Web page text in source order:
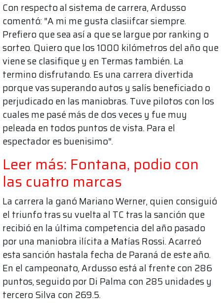
Con respecto al sistema de carrera, Ardusso
comentó: "A mi me gusta clasiifcar siempre.
Prefiero que sea así a que se largue por ranking o
sorteo. Quiero que los 1000 kilómetros del año que
viene se clasifique y en Termas también. La
termino disfrutando. Es una carrera divertida
porque vas superando autos y salís beneficiado o
perjudicado en las maniobras. Tuve pilotos con los
cuales me pasé más de dos veces y fue muy
peleada en todos puntos de vista. Para el
espectador es buenisimo".
Leer más: Fontana, podio con
las cuatro marcas
La carrera la ganó Mariano Werner, quien consiguió
el triunfo tras su vuelta al TC tras la sanción que
recibió en la última competencia del año pasado
por una maniobra ilícita a Matías Rossi. Acarreó
esta sanción hastala fecha de Paraná de este año.
En el campeonato, Ardusso está al frente con 286
puntos, seguido por Di Palma con 285 unidades y
tercero Silva con 269.5.